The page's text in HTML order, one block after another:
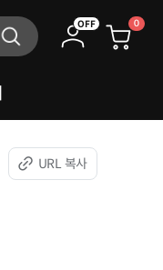
OFF 0
URL 복사